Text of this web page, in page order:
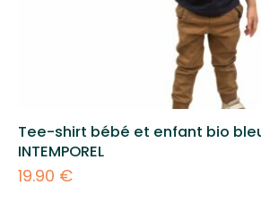
Tee-shirt bébé et enfant bio
INTEMPOREL
19.90 €